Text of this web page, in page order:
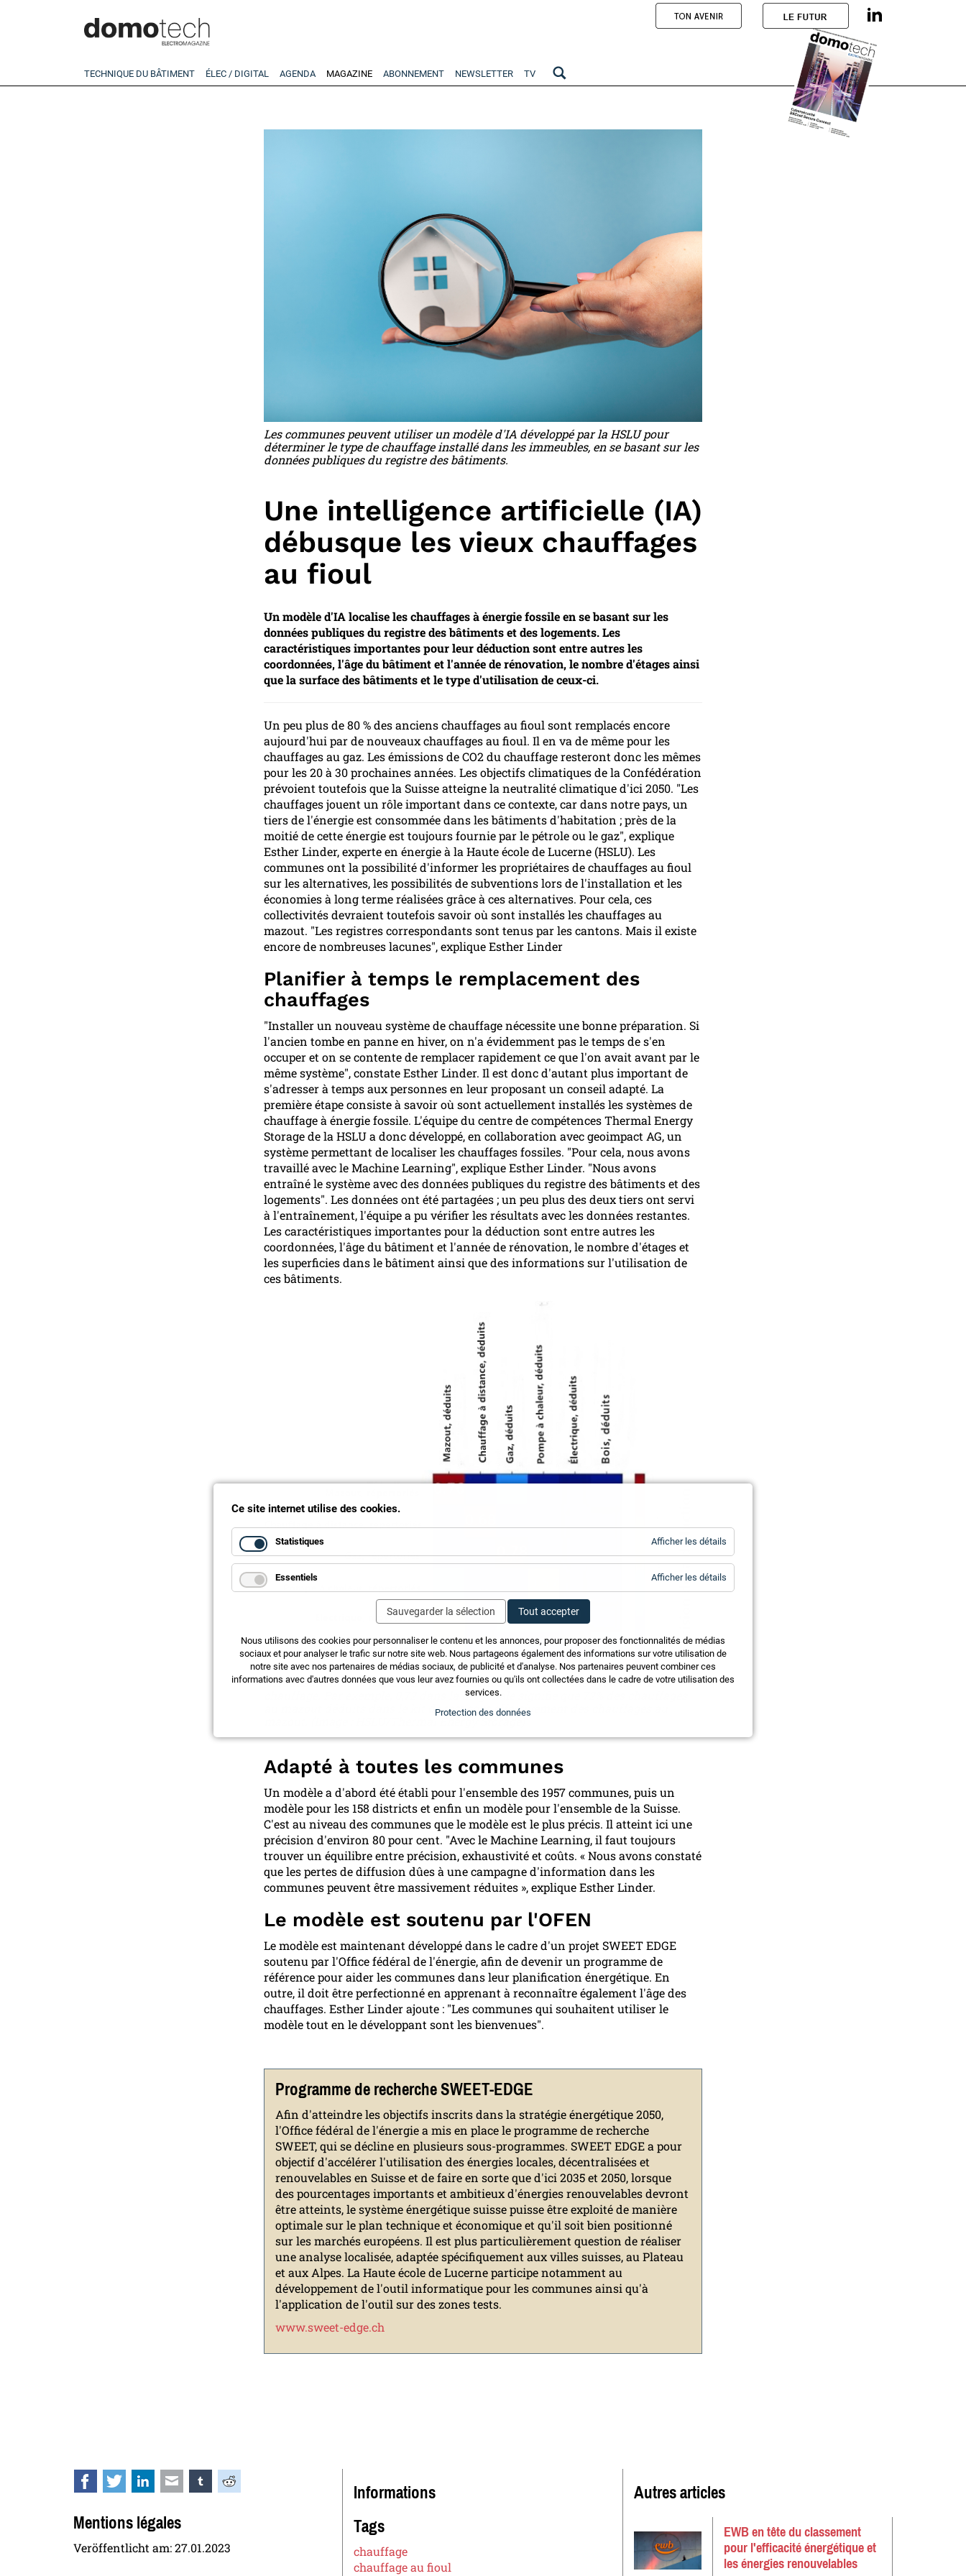
TECHNIQUE DU BÂTIMENT ÉLEC / DIGITAL AGENDA MAGAZINE ABONNEMENT NEWSLETTER TV
Les communes peuvent utiliser un modèle d'IA développé par la HSLU pour
déterminer le type de chauffage installé dans les immeubles, en se basant sur les
données publiques du registre des bâtiments.
Une intelligence artificielle (IA)
débusque les vieux chauffages
au fioul
Un modèle d'IA localise les chauffages à énergie fossile en se basant sur les
données publiques du registre des bâtiments et des logements. Les
caractéristiques importantes pour leur déduction sont entre autres les
coordonnées, l'âge du bâtiment et l'année de rénovation, le nombre d'étages ainsi
que la surface des bâtiments et le type d'utilisation de ceux-ci.
Un peu plus de 80 % des anciens chauffages au fioul sont remplacés encore
aujourd'hui par de nouveaux chauffages au fioul. Il en va de même pour les
chauffages au gaz. Les émissions de CO2 du chauffage resteront donc les mêmes
pour les 20 à 30 prochaines années. Les objectifs climatiques de la Confédération
prévoient toutefois que la Suisse atteigne la neutralité climatique d'ici 2050. "Les
chauffages jouent un rôle important dans ce contexte, car dans notre pays, un
tiers de l'énergie est consommée dans les bâtiments d'habitation ; près de la
moitié de cette énergie est toujours fournie par le pétrole ou le gaz", explique
Esther Linder, experte en énergie à la Haute école de Lucerne (HSLU). Les
communes ont la possibilité d'informer les propriétaires de chauffages au fioul
sur les alternatives, les possibilités de subventions lors de l'installation et les
économies à long terme réalisées grâce à ces alternatives. Pour cela, ces
collectivités devraient toutefois savoir où sont installés les chauffages au
mazout. "Les registres correspondants sont tenus par les cantons. Mais il existe
encore de nombreuses lacunes", explique Esther Linder
Planifier à temps le remplacement des
chauffages
"Installer un nouveau système de chauffage nécessite une bonne préparation. Si
l'ancien tombe en panne en hiver, on n'a évidemment pas le temps de s'en
occuper et on se contente de remplacer rapidement ce que l'on avait avant par le
même système", constate Esther Linder. Il est donc d'autant plus important de
s'adresser à temps aux personnes en leur proposant un conseil adapté. La
première étape consiste à savoir où sont actuellement installés les systèmes de
chauffage à énergie fossile. L'équipe du centre de compétences Thermal Energy
Storage de la HSLU a donc développé, en collaboration avec geoimpact AG, un
système permettant de localiser les chauffages fossiles. "Pour cela, nous avons
travaillé avec le Machine Learning", explique Esther Linder. "Nous avons
entraîné le système avec des données publiques du registre des bâtiments et des
logements". Les données ont été partagées ; un peu plus des deux tiers ont servi
à l'entraînement, l'équipe a pu vérifier les résultats avec les données restantes.
Les caractéristiques importantes pour la déduction sont entre autres les
coordonnées, l'âge du bâtiment et l'année de rénovation, le nombre d'étages et
les superficies dans le bâtiment ainsi que des informations sur l'utilisation de
ces bâtiments.
Visualisation de la précision de la déduction pour différents systèmes de
chauffage. Par exemple, 0,72 dans la diagonale signifie que 72% des chauffages
au mazout déduits dans le kit de test sont effectivement des chauffages au
Adapté à toutes les communes
Un modèle a d'abord été établi pour l'ensemble des 1957 communes, puis un
modèle pour les 158 districts et enfin un modèle pour l'ensemble de la Suisse.
C'est au niveau des communes que le modèle est le plus précis. Il atteint ici une
précision d'environ 80 pour cent. "Avec le Machine Learning, il faut toujours
trouver un équilibre entre précision, exhaustivité et coûts. « Nous avons constaté
que les pertes de diffusion dûes à une campagne d'information dans les
communes peuvent être massivement réduites », explique Esther Linder.
Le modèle est soutenu par l'OFEN
Le modèle est maintenant développé dans le cadre d'un projet SWEET EDGE
soutenu par l'Office fédéral de l'énergie, afin de devenir un programme de
référence pour aider les communes dans leur planification énergétique. En
outre, il doit être perfectionné en apprenant à reconnaître également l'âge des
chauffages. Esther Linder ajoute : "Les communes qui souhaitent utiliser le
modèle tout en le développant sont les bienvenues".
Programme de recherche SWEET-EDGE
Afin d'atteindre les objectifs inscrits dans la stratégie énergétique 2050,
l'Office fédéral de l'énergie a mis en place le programme de recherche
SWEET, qui se décline en plusieurs sous-programmes. SWEET EDGE a pour
objectif d'accélérer l'utilisation des énergies locales, décentralisées et
renouvelables en Suisse et de faire en sorte que d'ici 2035 et 2050, lorsque
des pourcentages importants et ambitieux d'énergies renouvelables devront
être atteints, le système énergétique suisse puisse être exploité de manière
optimale sur le plan technique et économique et qu'il soit bien positionné
sur les marchés européens. Il est plus particulièrement question de réaliser
une analyse localisée, adaptée spécifiquement aux villes suisses, au Plateau
et aux Alpes. La Haute école de Lucerne participe notamment au
développement de l'outil informatique pour les communes ainsi qu'à
l'application de l'outil sur des zones tests.
www.sweet-edge.ch
Facebook
TwitterLinkedInE-mail tumblrReddit
Mentions légales
Veröffentlicht am:27.01.2023
Informations
Tags
chauffage
chauffage au fioul
Autres articles
EWB en tête du classement
pour l'efficacité énergétique et
les énergies renouvelables
Ce site internet utilise des cookies.
Statistiques Afficher les détails
Essentiels Afficher les détails
Sauvegarder la sélection Tout accepter
Nous utilisons des cookies pour personnaliser le contenu et les annonces, pour proposer des fonctionnalités de médias
sociaux et pour analyser le trafic sur notre site web. Nous partageons également des informations sur votre utilisation de
notre site avec nos partenaires de médias sociaux, de publicité et d'analyse. Nos partenaires peuvent combiner ces
informations avec d'autres données que vous leur avez fournies ou qu'ils ont collectées dans le cadre de votre utilisation des
services.
Protection des données